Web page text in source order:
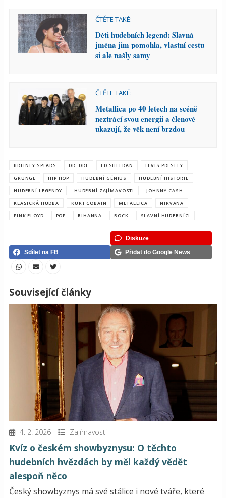
ČTĚTE TAKÉ:
Děti hudebních legend: Slavná
jména jim pomohla, vlastní cestu
si ale našly samy
ČTĚTE TAKÉ:
Metallica po 40 letech na scéně
neztrácí svou energii a členové
ukazují, že věk není brzdou
BRITNEY SPEARS DR. DRE ED SHEERAN
ELVIS PRESLEY
GRUNGE
HIP HOP HUDEBNÍ GÉNIUS
HUDEBNÍ HISTORIE
HUDEBNÍ LEGENDY
HUDEBNÍ ZAJÍMAVOSTI
JOHNNY CASH
KLASICKÁ HUDBA
KURT COBAIN METALLICA
NIRVANA
PINK FLOYD
POP RIHANNA ROCK SLAVNÍ HUDEBNÍCI
Diskuze
Sdílet na FB
Přidat do Google News
Související články
4. 2. 2026 Zajímavosti
Kvíz o českém showbyznysu: O těchto
hudebních hvězdách by měl každý vědět
alespoň něco
Český showbyznys má své stálice i nové tváře, které